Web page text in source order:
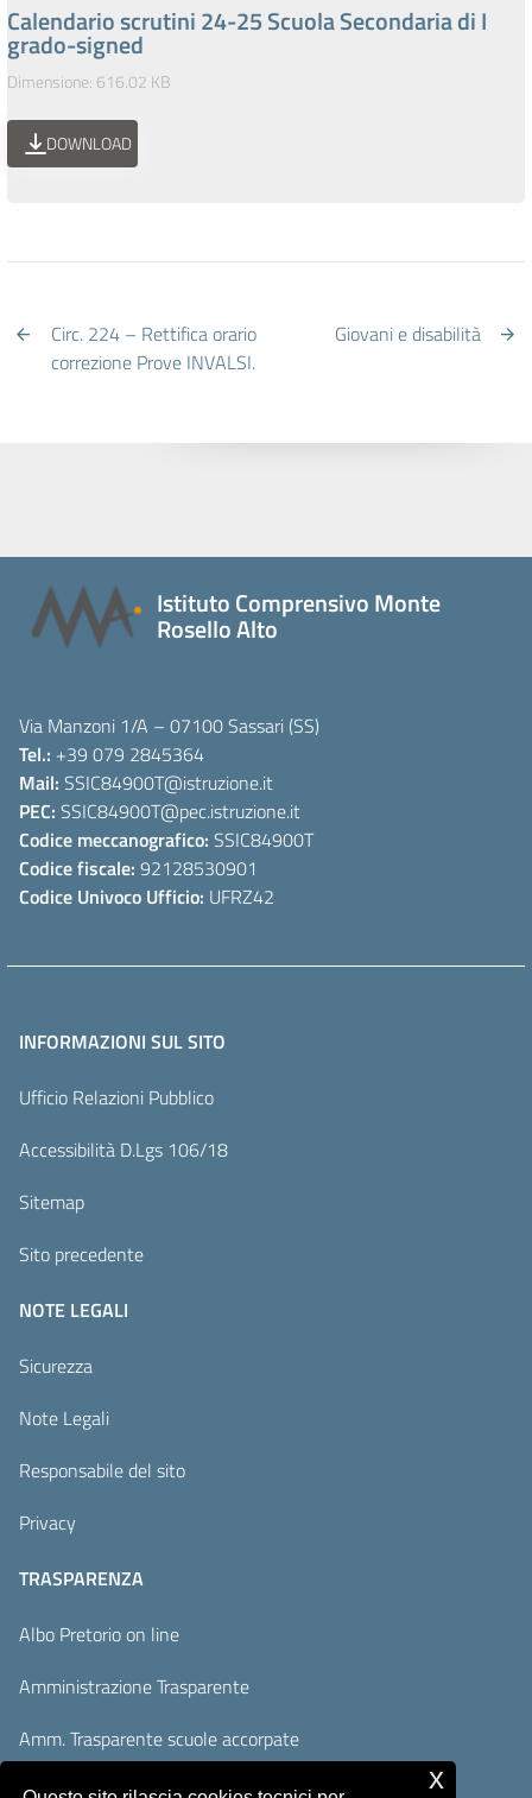
Calendario scrutini 24-25 Scuola Secondaria di I
grado-signed
Dimensione: 616.02 KB
DOWNLOAD
Circ. 224 – Rettifica orario
correzione Prove INVALSI.
Giovani e disabilità
Istituto Comprensivo Monte
Rosello Alto
Via Manzoni 1/A – 07100 Sassari (SS)
Tel.: +39 079 2845364
Mail: SSIC84900T@istruzione.it
PEC: SSIC84900T@pec.istruzione.it
Codice meccanografico: SSIC84900T
Codice fiscale: 92128530901
Codice Univoco Ufficio: UFRZ42
INFORMAZIONI SUL SITO
Ufficio Relazioni Pubblico
Accessibilità D.Lgs 106/18
Sitemap
Sito precedente
NOTE LEGALI
Sicurezza
Note Legali
Responsabile del sito
Privacy
TRASPARENZA
Albo Pretorio on line
Amministrazione Trasparente
Amm. Trasparente scuole accorpate
Adempimenti AVCP / ANAC
x